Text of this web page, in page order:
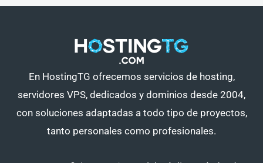
En HostingTG ofrecemos servicios de hosting,
servidores VPS, dedicados y dominios desde 2004,
con soluciones adaptadas a todo tipo de proyectos,
tanto personales como profesionales.